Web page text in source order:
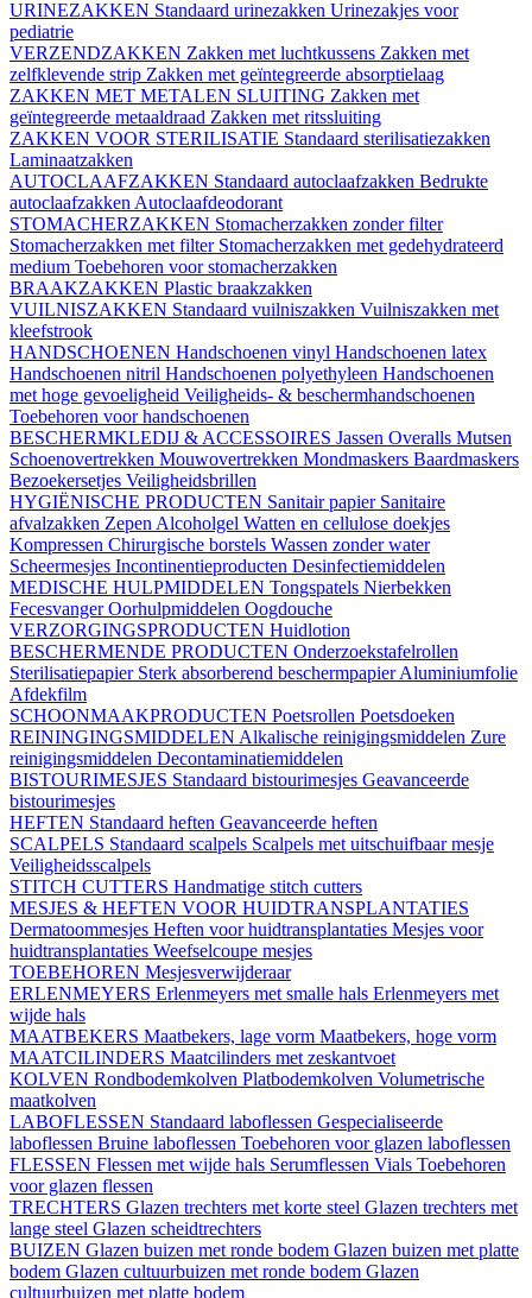
URINEZAKKEN Standaard urinezakken Urinezakjes voor
pediatrie
VERZENDZAKKEN Zakken met luchtkussens Zakken met
zelfklevende strip Zakken met geïntegreerde absorptielaag
ZAKKEN MET METALEN SLUITING Zakken met
geïntegreerde metaaldraad Zakken met ritssluiting
ZAKKEN VOOR STERILISATIE Standaard sterilisatiezakken
Laminaatzakken
AUTOCLAAFZAKKEN Standaard autoclaafzakken Bedrukte
autoclaafzakken Autoclaafdeodorant
STOMACHERZAKKEN Stomacherzakken zonder filter
Stomacherzakken met filter Stomacherzakken met gedehydrateerd
medium Toebehoren voor stomacherzakken
BRAAKZAKKEN Plastic braakzakken
VUILNISZAKKEN Standaard vuilniszakken Vuilniszakken met
kleefstrook
HANDSCHOENEN Handschoenen vinyl Handschoenen latex
Handschoenen nitril Handschoenen polyethyleen Handschoenen
met hoge gevoeligheid Veiligheids- & beschermhandschoenen
Toebehoren voor handschoenen
BESCHERMKLEDIJ & ACCESSOIRES Jassen Overalls Mutsen
Schoenovertrekken Mouwovertrekken Mondmaskers Baardmaskers
Bezoekersetjes Veiligheidsbrillen
HYGIËNISCHE PRODUCTEN Sanitair papier Sanitaire
afvalzakken Zepen Alcoholgel Watten en cellulose doekjes
Kompressen Chirurgische borstels Wassen zonder water
Scheermesjes Incontinentieproducten Desinfectiemiddelen
MEDISCHE HULPMIDDELEN Tongspatels Nierbekken
FecesvangerOorhulpmiddelen Oogdouche
VERZORGINGSPRODUCTEN Huidlotion
BESCHERMENDE PRODUCTEN Onderzoekstafelrollen
Sterilisatiepapier Sterk absorberend beschermpapierAluminiumfolie
Afdekfilm
SCHOONMAAKPRODUCTEN Poetsrollen Poetsdoeken
REININGINGSMIDDELEN Alkalische reinigingsmiddelen Zure
reinigingsmiddelen Decontaminatiemiddelen
BISTOURIMESJES Standaard bistourimesjes Geavanceerde
bistourimesjes
HEFTEN Standaard heften Geavanceerde heften
SCALPELS Standaard scalpels Scalpels met uitschuifbaar mesje
Veiligheidsscalpels
STITCH CUTTERS Handmatige stitch cutters
MESJES & HEFTEN VOOR HUIDTRANSPLANTATIES
Dermatoommesjes Heften voor huidtransplantaties Mesjes voor
huidtransplantaties Weefselcoupe mesjes
TOEBEHOREN Mesjesverwijderaar
ERLENMEYERS Erlenmeyers met smalle hals Erlenmeyers met
wijde hals
MAATBEKERS Maatbekers, lage vorm Maatbekers, hoge vorm
MAATCILINDERS Maatcilinders met zeskantvoet
KOLVEN Rondbodemkolven Platbodemkolven Volumetrische
maatkolven
LABOFLESSEN Standaard laboflessen Gespecialiseerde
laboflessen Bruine laboflessen Toebehoren voor glazen laboflessen
FLESSEN Flessen met wijde hals Serumflessen Vials Toebehoren
voor glazen flessen
TRECHTERS Glazen trechters met korte steel Glazen trechters met
lange steel Glazen scheidtrechters
BUIZEN Glazen buizen met ronde bodem Glazen buizen met platte
bodem Glazen cultuurbuizen met ronde bodem Glazen
cultuurbuizen met platte bodem